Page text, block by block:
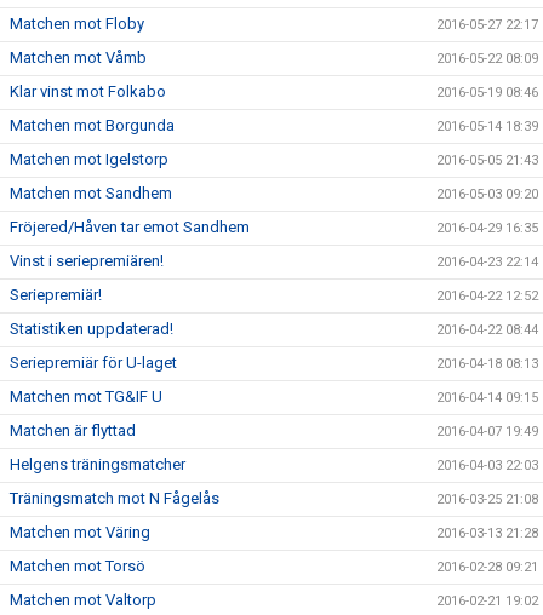
Matchen mot Floby 2016-05-27 22:17
Matchen mot Våmb 2016-05-22 08:09
Klar vinst mot Folkabo 2016-05-19 08:46
Matchen mot Borgunda 2016-05-14 18:39
Matchen mot Igelstorp 2016-05-05 21:43
Matchen mot Sandhem 2016-05-03 09:20
Fröjered/Håven tar emot Sandhem 2016-04-29 16:35
Vinst i seriepremiären! 2016-04-23 22:14
Seriepremiär! 2016-04-22 12:52
Statistiken uppdaterad! 2016-04-22 08:44
Seriepremiär för U-laget 2016-04-18 08:13
Matchen mot TG&IF U 2016-04-14 09:15
Matchen är flyttad 2016-04-07 19:49
Helgens träningsmatcher 2016-04-03 22:03
Träningsmatch mot N Fågelås 2016-03-25 21:08
Matchen mot Väring 2016-03-13 21:28
Matchen mot Torsö 2016-02-28 09:21
Matchen mot Valtorp 2016-02-21 19:02